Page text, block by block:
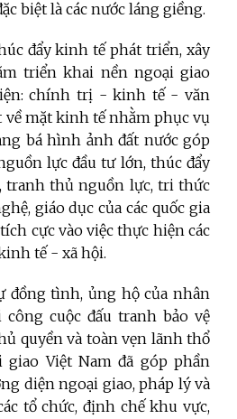
biệt là các nước láng giềng.
đẩy kinh tế phát triển, xây
triển khai nền ngoại giao
chính trị - kinh tế - văn
về mặt kinh tế nhằm phục vụ
bá hình ảnh đất nước góp
lực đầu tư lớn, thúc đẩy
tranh thủ nguồn lực, tri thức
giáo dục của các quốc gia
cực vào việc thực hiện các
tế - xã hội.
tình, ủng hộ của nhân
cuộc đấu tranh bảo vệ
quyền và toàn vẹn lãnh thổ
giao Việt Nam đã góp phần
diện ngoại giao, pháp lý và
tổ chức, định chế khu vực,